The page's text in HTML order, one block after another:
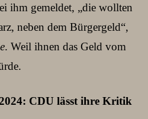
ihm gemeldet, „die wollten
neben dem Bürgergeld“,
. Weil ihnen das Geld vom
CDU lässt ihre Kritik